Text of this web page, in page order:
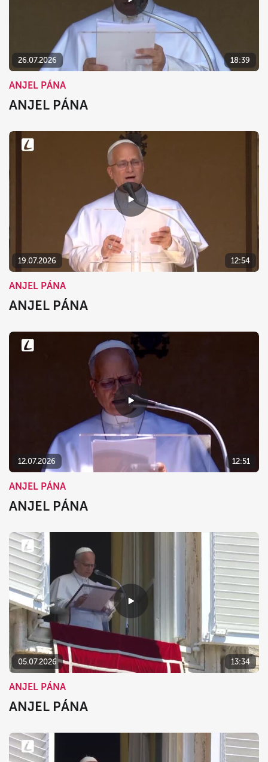
26.07.2026 18:39
ANJEL PÁNA
ANJEL PÁNA
19.07.2026 12:54
ANJEL PÁNA
ANJEL PÁNA
12.07.2026 12:51
ANJEL PÁNA
ANJEL PÁNA
05.07.2026 13:34
ANJEL PÁNA
ANJEL PÁNA